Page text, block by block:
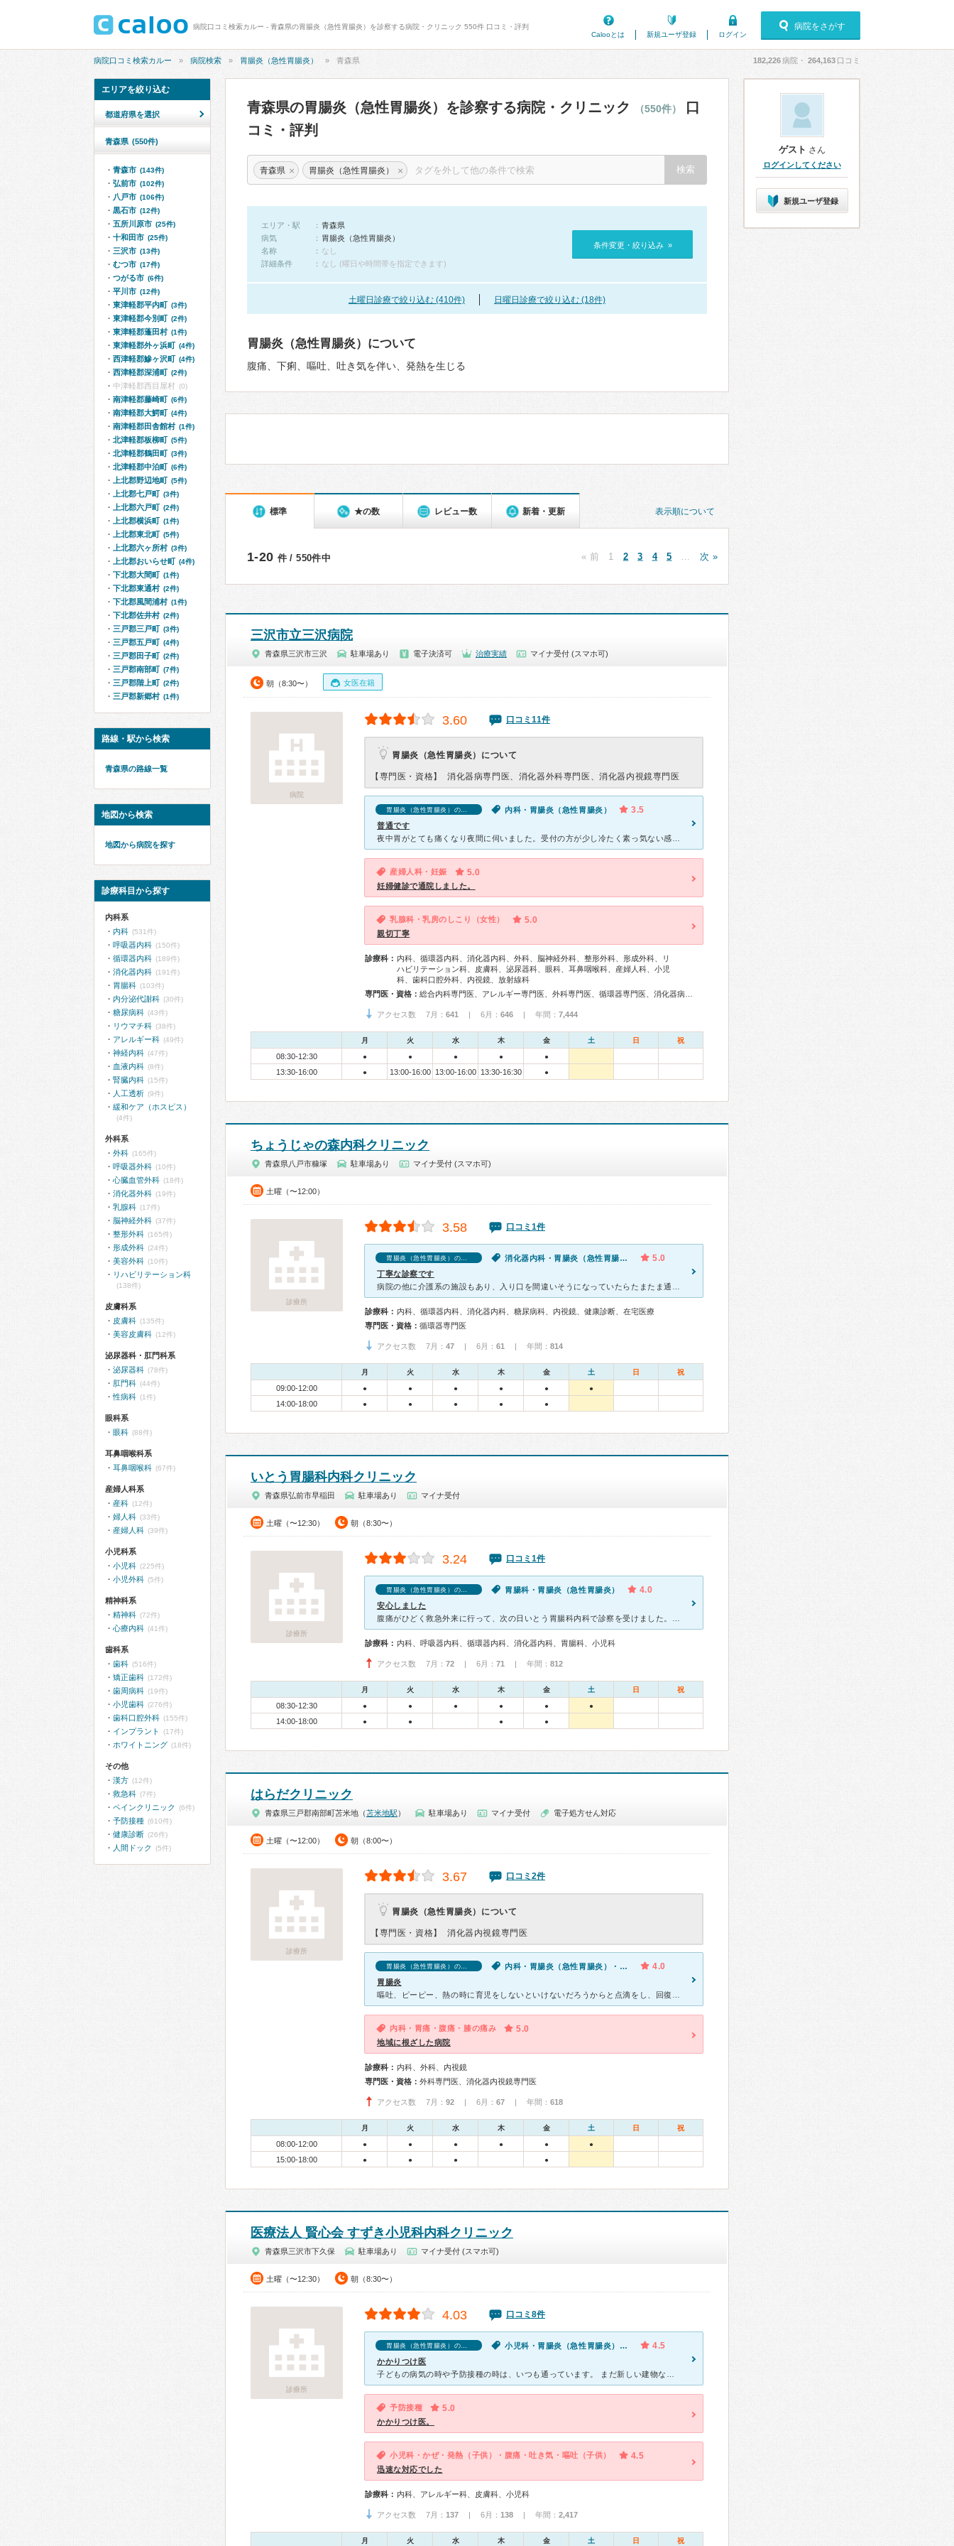
病院口コミ検索カルー - 青森県の胃腸炎（急性胃腸炎）を診察する病院・クリニック 550件 口コミ・評判
Calooとは
新規ユーザ登録 ログイン
病院をさがす
病院口コミ検索カルー 病院検索 胃腸炎（急性胃腸炎） 青森県 182,226病院・ 264,163 口コミ
青森県の胃腸炎（急性胃腸炎）を診察する病院・クリニック （550件）
口
コミ・評判
青森県 × 胃腸炎（急性胃腸炎） ×
エリア・駅
青森県
病気
胃腸炎（急性胃腸炎）
名称
なし
詳細条件
なし (曜日や時間帯を指定できます)
条件変更・絞り込み »
土曜日診療で絞り込む (410件) 日曜日診療で絞り込む (18件)
胃腸炎（急性胃腸炎）について
腹痛、下痢、嘔吐、吐き気を伴い、発熱を生じる
表示順について
標準 ★の数 レビュー数 新着・更新
1-20 件 / 550件中 « 前 1 2 3 4 5 次 »
三沢市立三沢病院
青森県三沢市三沢 駐車場あり 電子決済可 治療実績 マイナ受付 (スマホ可)
朝（8:30〜） 女医在籍
病院
3.60 口コミ11件
胃腸炎（急性胃腸炎）について
【専門医・資格】 消化器病専門医、消化器外科専門医、消化器内視鏡専門医
胃腸炎（急性胃腸炎）の口コミ 内科・胃腸炎（急性胃腸炎） 3.5
普通です
産婦人科・妊娠 5.0
妊婦健診で通院しました。
乳腺科・乳房のしこり（女性） 5.0
親切丁寧
診療科： 内科、循環器内科、消化器内科、外科、脳神経外科、整形外科、形成外科、リ
ハビリテーション科、皮膚科、泌尿器科、眼科、耳鼻咽喉科、産婦人科、小児
科、歯科口腔外科、内視鏡、放射線科
専門医・資格：
アクセス数 7月： 641 | 6月： 646 | 年間： 7,444
月 火 水 木 金 土 日 祝
08:30-12:30 ● ● ● ● ●
13:30-16:00 ● 13:00-16:00 13:00-16:00 13:30-16:30 ●
ちょうじゃの森内科クリニック
青森県八戸市糠塚 駐車場あり マイナ受付 (スマホ可)
土曜（〜12:00）
診療所
3.58 口コミ1件
胃腸炎（急性胃腸炎）の口コミ 消化器内科・胃腸炎（急性胃腸炎）・胃痛・腹痛・慢性の下痢 5.0
丁寧な診察です
診療科： 内科、循環器内科、消化器内科、糖尿病科、内視鏡、健康診断、在宅医療
専門医・資格： 循環器専門医
アクセス数 7月： 47 | 6月： 61 | 年間： 814
月 火 水 木 金 土 日 祝
09:00-12:00 ● ● ● ● ● ●
14:00-18:00 ● ● ● ● ●
いとう胃腸科内科クリニック
青森県弘前市早稲田 駐車場あり マイナ受付
土曜（〜12:30） 朝（8:30〜）
診療所
3.24 口コミ1件
胃腸炎（急性胃腸炎）の口コミ 胃腸科・胃腸炎（急性胃腸炎） 4.0
安心しました
診療科： 内科、呼吸器内科、循環器内科、消化器内科、胃腸科、小児科
アクセス数 7月： 72 | 6月： 71 | 年間： 812
月 火 水 木 金 土 日 祝
08:30-12:30 ● ● ● ● ● ●
14:00-18:00 ● ● ● ●
はらだクリニック
青森県三戸郡南部町苫米地（苫米地駅 ） 駐車場あり マイナ受付 電子処方せん対応
土曜（〜12:00） 朝（8:00〜）
診療所
3.67 口コミ2件
胃腸炎（急性胃腸炎）について
【専門医・資格】 消化器内視鏡専門医
胃腸炎（急性胃腸炎）の口コミ 内科・胃腸炎（急性胃腸炎）・吐き気・嘔吐 4.0
胃腸炎
内科・胃痛・腹痛・膝の痛み 5.0
地域に根ざした病院
診療科： 内科、外科、内視鏡
専門医・資格： 外科専門医、消化器内視鏡専門医
アクセス数 7月： 92 | 6月： 67 | 年間： 618
月 火 水 木 金 土 日 祝
08:00-12:00 ● ● ● ● ● ●
15:00-18:00 ● ● ● ●
医療法人 賢心会 すずき小児科内科クリニック
青森県三沢市下久保 駐車場あり マイナ受付 (スマホ可)
土曜（〜12:30） 朝（8:30〜）
診療所
4.03 口コミ8件
胃腸炎（急性胃腸炎）の口コミ 小児科・胃腸炎（急性胃腸炎）・吐き気・嘔吐・発熱（子供）・下痢（子供） 4.5
かかりつけ医
予防接種 5.0
かかりつけ医。
小児科・かぜ・発熱（子供）・腹痛・吐き気・嘔吐（子供） 4.5
迅速な対応でした
診療科： 内科、アレルギー科、皮膚科、小児科
アクセス数 7月： 137 | 6月： 138 | 年間： 2,417
月 火 水 木 金 土 日 祝
エリアを絞り込む
都道府県を選択
青森県 (550件)
青森市 (143件)
弘前市 (102件)
八戸市 (106件)
黒石市 (12件)
五所川原市 (25件)
十和田市 (25件)
三沢市 (13件)
むつ市 (17件)
つがる市 (6件)
平川市 (12件)
東津軽郡平内町 (3件)
東津軽郡今別町 (2件)
東津軽郡蓬田村 (1件)
東津軽郡外ヶ浜町 (4件)
西津軽郡鰺ヶ沢町 (4件)
西津軽郡深浦町 (2件)
中津軽郡西目屋村 (0)
南津軽郡藤崎町 (6件)
南津軽郡大鰐町 (4件)
南津軽郡田舎館村 (1件)
北津軽郡板柳町 (5件)
北津軽郡鶴田町 (3件)
北津軽郡中泊町 (6件)
上北郡野辺地町 (5件)
上北郡七戸町 (3件)
上北郡六戸町 (2件)
上北郡横浜町 (1件)
上北郡東北町 (5件)
上北郡六ヶ所村 (3件)
上北郡おいらせ町 (4件)
下北郡大間町 (1件)
下北郡東通村 (2件)
下北郡風間浦村 (1件)
下北郡佐井村 (2件)
三戸郡三戸町 (3件)
三戸郡五戸町 (4件)
三戸郡田子町 (2件)
三戸郡南部町 (7件)
三戸郡階上町 (2件)
三戸郡新郷村 (1件)
路線・駅から検索
青森県の路線一覧
地図から検索
地図から病院を探す
診療科目から探す
内科系
内科 (531件)
呼吸器内科 (150件)
循環器内科 (189件)
消化器内科 (191件)
胃腸科 (103件)
内分泌代謝科 (30件)
糖尿病科 (43件)
リウマチ科 (38件)
アレルギー科 (49件)
神経内科 (47件)
血液内科 (8件)
腎臓内科 (15件)
人工透析 (9件)
緩和ケア（ホスピス）
(4件)
外科系
外科 (165件)
呼吸器外科 (10件)
心臓血管外科 (18件)
消化器外科 (19件)
乳腺科 (17件)
脳神経外科 (37件)
整形外科 (165件)
形成外科 (24件)
美容外科 (10件)
リハビリテーション科
(138件)
皮膚科系
皮膚科 (135件)
美容皮膚科 (12件)
泌尿器科・肛門科系
泌尿器科 (78件)
肛門科 (44件)
性病科 (1件)
眼科系
眼科 (88件)
耳鼻咽喉科系
耳鼻咽喉科 (67件)
産婦人科系
産科 (12件)
婦人科 (33件)
産婦人科 (39件)
小児科系
小児科 (225件)
小児外科 (5件)
精神科系
精神科 (72件)
心療内科 (41件)
歯科系
歯科 (516件)
矯正歯科 (172件)
歯周病科 (19件)
小児歯科 (276件)
歯科口腔外科 (155件)
インプラント (17件)
ホワイトニング (18件)
その他
漢方 (12件)
救急科 (7件)
ペインクリニック (6件)
予防接種 (610件)
健康診断 (26件)
人間ドック (5件)
ゲスト さん
ログインしてください
新規ユーザ登録